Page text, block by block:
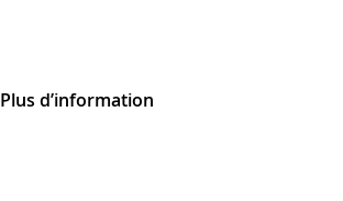
Plus d’information